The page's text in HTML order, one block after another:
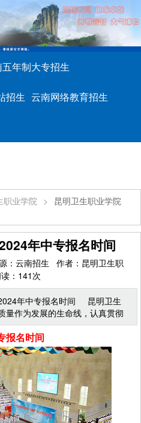
年制大专招生
招生 云南网络教育招生
职业学院 > 昆明卫生职业学院
年中专报名时间
：云南招生 作者：昆明卫生职
：141次
年中专报名时间 昆明卫生
量作为发展的生命线，认真贯彻
面提高学生综合素质
报名时间